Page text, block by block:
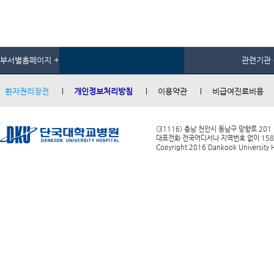
부서별홈페이지 + 관련기관
환자권리장전 개인정보처리방침 이용약관 비급여진료비용
(31116) 충남 천안시 동남구 망향로 201
대표전화 전국어디서나 지역번호 없이
Copyright 2016 Dankook University